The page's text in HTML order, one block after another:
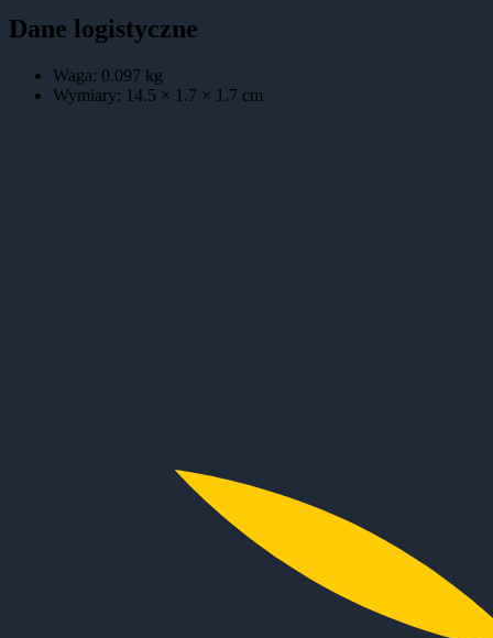
Dane logistyczne
Waga: 0.097 kg
Wymiary: 14.5 × 1.7 × 1.7 cm